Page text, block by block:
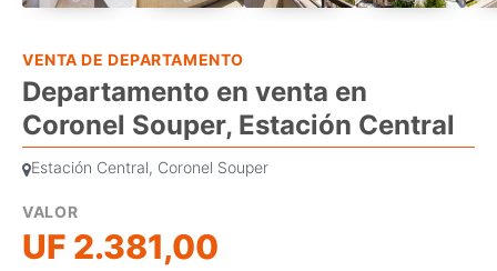
VENTA DE DEPARTAMENTO
Departamento en venta en
Coronel Souper, Estación Central
Estación Central, Coronel Souper
VALOR
UF 2.381,00